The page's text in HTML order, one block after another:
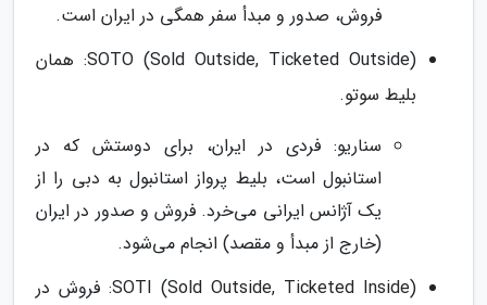
فروش، صدور و مبدأ سفر همگی در ایران است.
SOTO (Sold Outside, Ticketed Outside): همان
بلیط سوتو.
سناریو: فردی در ایران، برای دوستش که در
استانبول است، بلیط پرواز استانبول به دبی را از
یک آژانس ایرانی می‌خرد. فروش و صدور در ایران
(خارج از مبدأ و مقصد) انجام می‌شود.
SOTI (Sold Outside, Ticketed Inside): فروش در